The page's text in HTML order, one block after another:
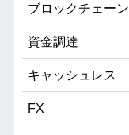
ブロックチェーン
資金調達
キャッシュレス
FX